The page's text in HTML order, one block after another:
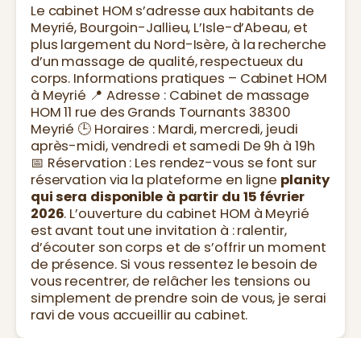
Le cabinet HOM s’adresse aux habitants de
Meyrié, Bourgoin-Jallieu, L’Isle-d’Abeau, et
plus largement du Nord-Isère, à la recherche
d’un massage de qualité, respectueux du
corps. Informations pratiques – Cabinet HOM
à Meyrié 📍 Adresse : Cabinet de massage
HOM 11 rue des Grands Tournants 38300
Meyrié 🕒 Horaires : Mardi, mercredi, jeudi
après-midi, vendredi et samedi De 9h à 19h
📅 Réservation : Les rendez-vous se font sur
réservation via la plateforme en ligne planity
qui sera disponible à partir du 15 février
2026. L’ouverture du cabinet HOM à Meyrié
est avant tout une invitation à : ralentir,
d’écouter son corps et de s’offrir un moment
de présence. Si vous ressentez le besoin de
vous recentrer, de relâcher les tensions ou
simplement de prendre soin de vous, je serai
ravi de vous accueillir au cabinet.